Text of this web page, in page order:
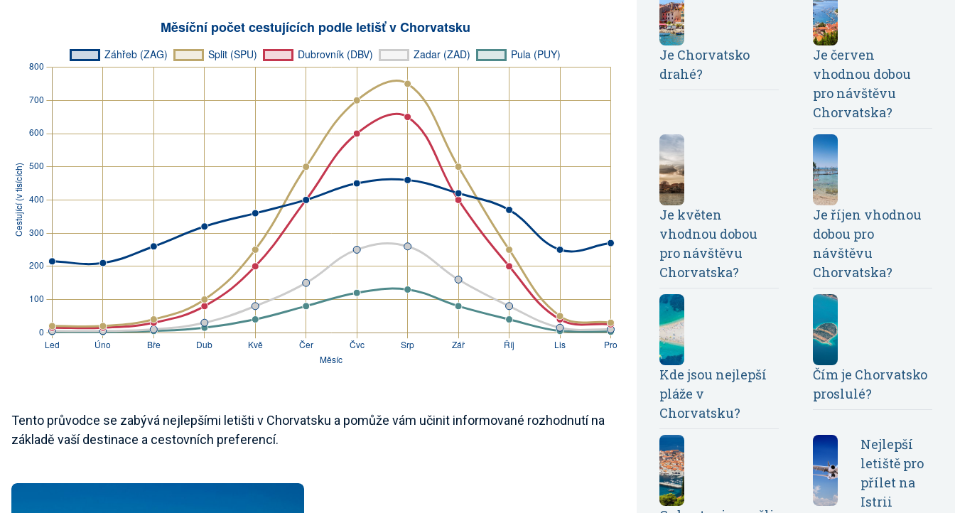
Tento průvodce se zabývá nejlepšími letišti v Chorvatsku a pomůže vám učinit informované rozhodnutí na
základě vaší destinace a cestovních preferencí.
Je Chorvatsko
drahé?
Je červen
vhodnou dobou
pro návštěvu
Chorvatska?
Je květen
vhodnou dobou
pro návštěvu
Chorvatska?
Je říjen vhodnou
dobou pro
návštěvu
Chorvatska?
Kde jsou nejlepší
pláže v
Chorvatsku?
Čím je Chorvatsko
proslulé?
Nejlepší
letiště pro
přílet na
Istrii